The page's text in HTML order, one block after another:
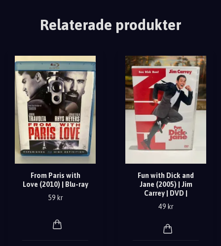
Relaterade produkter
From Paris with
Love (2010) | Blu-ray
59 kr
Fun with Dick and
Jane (2005) | Jim
Carrey | DVD |
49 kr